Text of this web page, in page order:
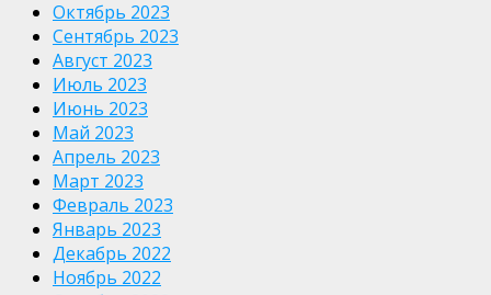
Октябрь 2023
Сентябрь 2023
Август 2023
Июль 2023
Июнь 2023
Май 2023
Апрель 2023
Март 2023
Февраль 2023
Январь 2023
Декабрь 2022
Ноябрь 2022